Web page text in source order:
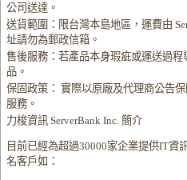
公司送達。
送貨範圍：限台灣本島地區，運費由
址請勿為郵政信箱。
售後服務：若產品本身瑕疵或運送過
品。
保固政策： 實際以原廠及代理商公告
服務。
力梭資訊 ServerBank Inc. 簡介
目前已經為超過30000家企業提供IT資
名客戶如：